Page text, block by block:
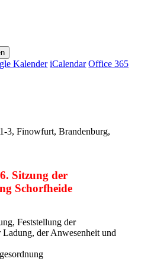
Kalender iCalendar Office 365
3, Finowfurt, Brandenburg,
Sitzung der
Schorfheide
Feststellung der
der Anwesenheit und